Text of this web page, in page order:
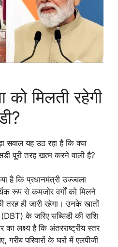
मिलती रहेगी
सवाल यह उठ रहा है कि क्या
पूरी तरह खत्म करने वाली है?
है कि प्रधानमंत्री उज्ज्वला
रूप से कमजोर वर्गों को मिलने
तरह ही जारी रहेगा। उनके खातों
के जरिए सब्सिडी की राशि
का लक्ष्य है कि अंतरराष्ट्रीय स्तर
गरीब परिवारों के घरों में एलपीजी